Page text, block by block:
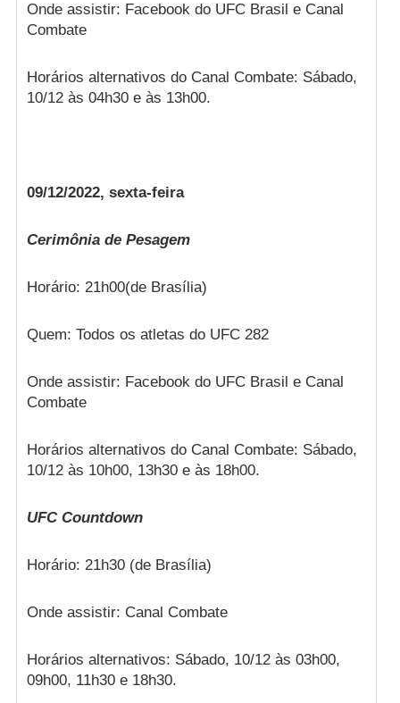
Onde assistir: Facebook do UFC Brasil e Canal
Combate
Horários alternativos do Canal Combate: Sábado,
10/12 às 04h30 e às 13h00.
09/12/2022, sexta-feira
Cerimônia de Pesagem
Horário: 21h00(de Brasília)
Quem: Todos os atletas do UFC 282
Onde assistir: Facebook do UFC Brasil e Canal
Combate
Horários alternativos do Canal Combate: Sábado,
10/12 às 10h00, 13h30 e às 18h00.
UFC Countdown
Horário: 21h30 (de Brasília)
Onde assistir: Canal Combate
Horários alternativos: Sábado, 10/12 às 03h00,
09h00, 11h30 e 18h30.